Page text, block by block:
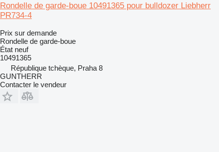
Rondelle de garde-boue 10491365 pour bulldozer Liebherr
PR734-4
Prix sur demande
Rondelle de garde-boue
État neuf
10491365
République tchèque, Praha 8
GUNTHERR
Contacter le vendeur